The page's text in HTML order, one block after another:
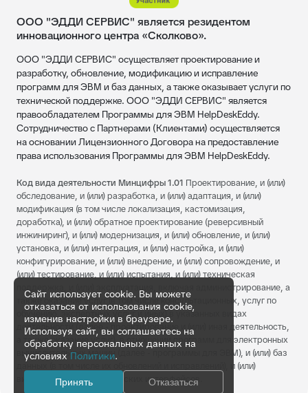
ООО "ЭДДИ СЕРВИС" является резидентом
инновационного центра «Сколково».
ООО "ЭДДИ СЕРВИС" осуществляет проектирование и
разработку, обновление, модификацию и исправление
программ для ЭВМ и баз данных, а также оказывает услуги по
технической поддержке. ООО "ЭДДИ СЕРВИС" является
правообладателем Программы для ЭВМ HelpDeskEddy.
Сотрудничество с Партнерами (Клиентами) осуществляется
на основании Лицензионного Договора на предоставление
права использования Программы для ЭВМ HelpDeskEddy.
Код вида деятельности Минцифры 1.01 Проектирование, и (или)
обследование, и (или) разработка, и (или) адаптация, и (или)
модификация (в том числе локализация, кастомизация,
доработка), и (или) обратное проектирование (реверсивный
инжиниринг), и (или) модернизация, и (или) обновление, и (или)
установка, и (или) интеграция, и (или) настройка, и (или)
конфигурирование, и (или) внедрение, и (или) сопровождение, и
(или) тестирование, и (или) испытания, и (или) техническая
поддержка, и (или) эксплуатация, включая администрирование, а
также оказание услуг (в том числе консультационных, услуг по
обучению, экспертных услуг и иных) в указанных видах
деятельности (далее - проектирование и (или) иная деятельность,
а также оказание услуг), в отношении программ для электронных
вычислительных машин (далее - программы для ЭВМ), и (или) баз
данных (в том числе их обновлений и исправлений), и (или)
визуальных пользовательских интерфейсов.
Сайт использует cookie. Вы можете
отказаться от использования cookie,
изменив настройки в браузере.
Используя сайт, вы соглашаетесь на
обработку персональных данных на
условиях Политики.
Принять Отказаться